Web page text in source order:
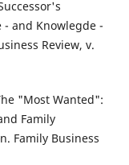
- and Knowlegde -
Review, v.
"Most Wanted":
Family
Family Business